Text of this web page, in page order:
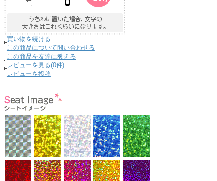
買い物を続ける
この商品について問い合わせる
この商品を友達に教える
レビューを見る(0件)
レビューを投稿